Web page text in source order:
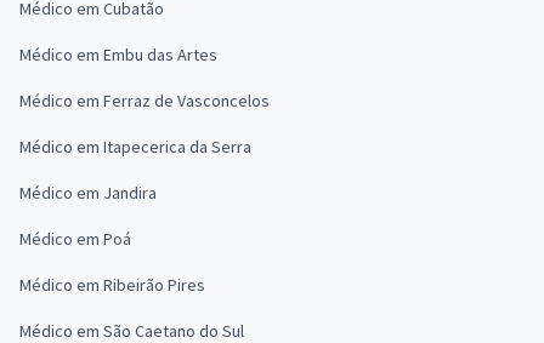
Médico em Cubatão
Médico em Embu das Artes
Médico em Ferraz de Vasconcelos
Médico em Itapecerica da Serra
Médico em Jandira
Médico em Poá
Médico em Ribeirão Pires
Médico em São Caetano do Sul